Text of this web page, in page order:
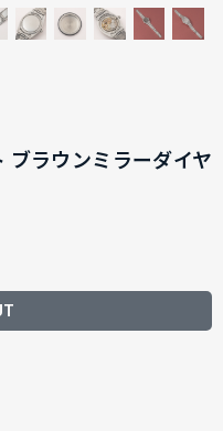
ブラウンミラーダイヤ